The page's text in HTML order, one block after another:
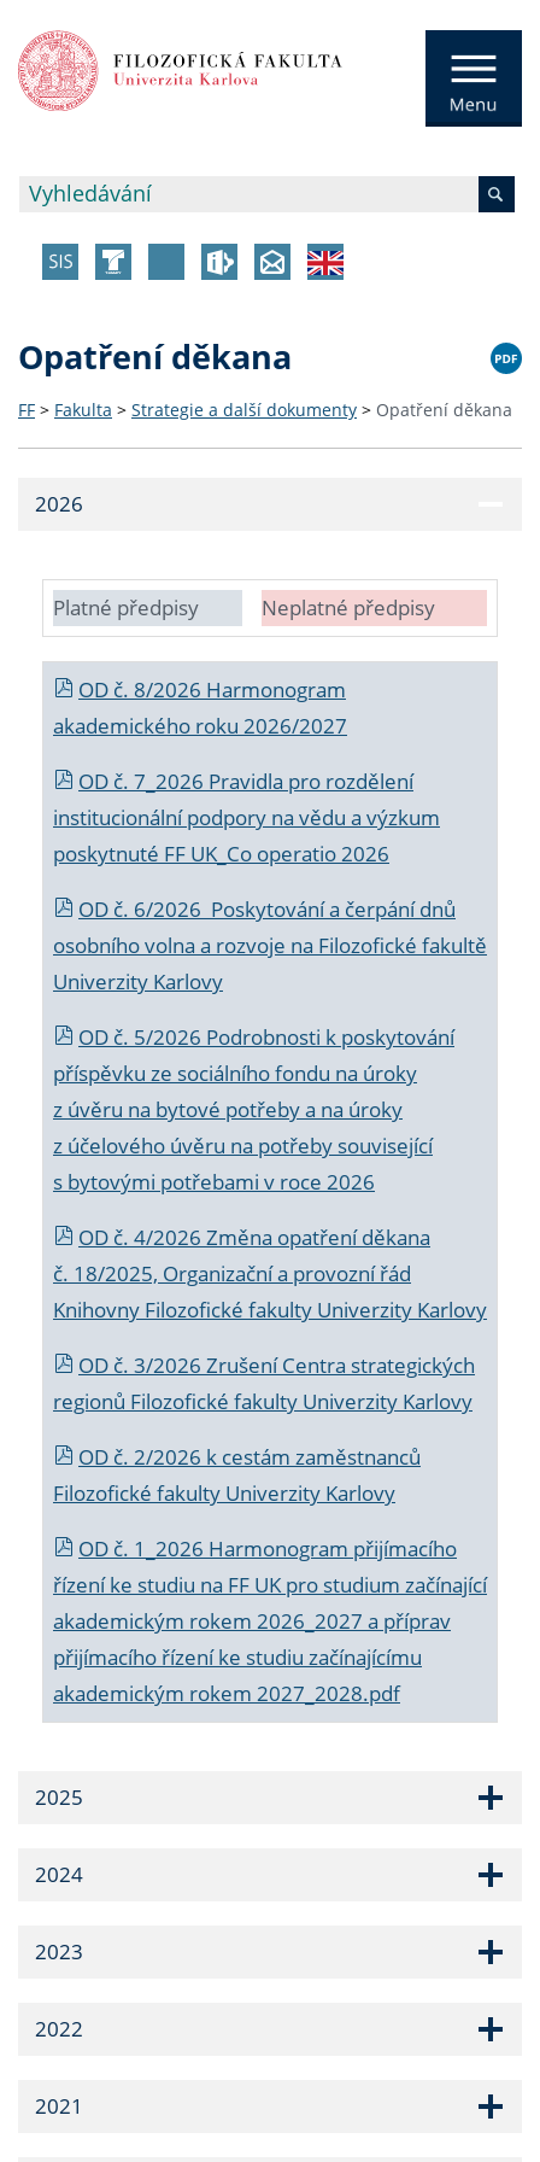
Opatření děkana
FF > Fakulta > Strategie a další dokumenty > Opatření děkana
2026
Platné předpisy Neplatné předpisy
OD č. 8/2026 Harmonogram
akademického roku 2026/2027
OD č. 7_2026 Pravidla pro rozdělení
institucionální podpory na vědu a výzkum
poskytnuté FF UK_Co operatio 2026
OD č. 6/2026 Poskytování a čerpání dnů
osobního volna a rozvoje na Filozofické fakultě
Univerzity Karlovy
OD č. 5/2026 Podrobnosti k poskytování
příspěvku ze sociálního fondu na úroky
z úvěru na bytové potřeby a na úroky
z účelového úvěru na potřeby související
s bytovými potřebami v roce 2026
OD č. 4/2026 Změna opatření děkana
č. 18/2025, Organizační a provozní řád
Knihovny Filozofické fakulty Univerzity Karlovy
OD č. 3/2026 Zrušení Centra strategických
regionů Filozofické fakulty Univerzity Karlovy
OD č. 2/2026 k cestám zaměstnanců
Filozofické fakulty Univerzity Karlovy
OD č. 1_2026 Harmonogram přijímacího
řízení ke studiu na FF UK pro studium začínající
akademickým rokem 2026_2027 a příprav
přijímacího řízení ke studiu začínajícímu
akademickým rokem 2027_2028.pdf
2025
2024
2023
2022
2021